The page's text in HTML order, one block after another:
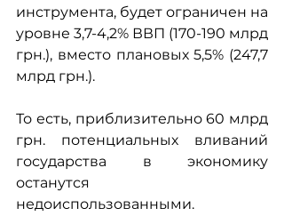
инструмента, будет ограничен на
уровне 3,7-4,2% ВВП (170-190 млрд
грн.), вместо плановых 5,5% (247,7
млрд грн.).
То есть, приблизительно 60 млрд
грн. потенциальных вливаний
государства в экономику
останутся
недоиспользованными.